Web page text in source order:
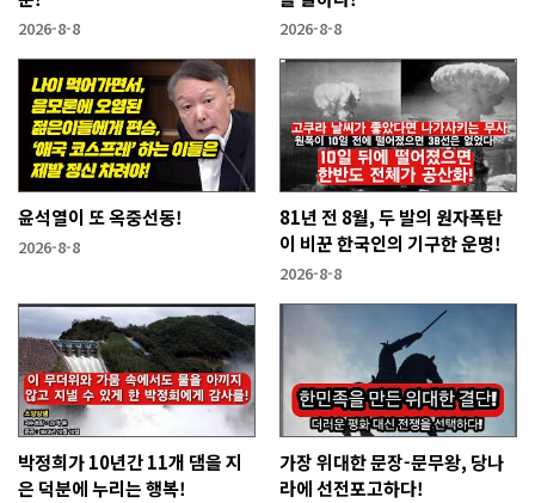
2026-8-8 2026-8-8
윤석열이 또 옥중선동!
2026-8-8
81년 전 8월, 두 발의 원자폭탄
이 비꾼 한국인의 기구한 운명!
2026-8-8
박정희가 10년간 11개 댐을 지
은 덕분에 누리는 행복!
가장 위대한 문장-문무왕, 당나
라에 선전포고하다!